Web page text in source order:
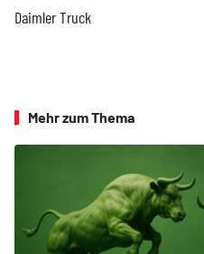
Daimler Truck
Mehr zum Thema